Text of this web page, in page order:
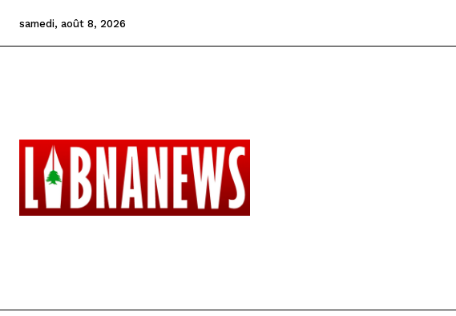
samedi, août 8, 2026